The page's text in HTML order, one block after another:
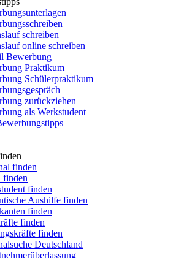
schreiben
online schreiben
Bewerbung
Praktikum
Schülerpraktikum
zurückziehen
als Werkstudent
finden
finden
finden
Aushilfe finden
finden
finden
finden
Deutschland